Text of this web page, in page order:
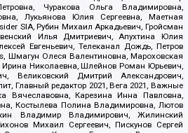
Чуракова Ольга Владимировна,
Лукьянова Юлия Сергеевна, Маетная
SIA, Рубин Михаил Аркадьевич, Гройсман
Илья Дмитриевич, Апухтина Юлия
Евгеньевич, Телеканал Дождь, Петров
Шмагун Олеся Валентиновна, Мароховская
Николаевна, Шлейнов Роман Юрьевич,
Великовский Дмитрий Александрович,
Главный редактор 2021, Вега 2021, Важные
Вячеславовна, Карезина Инна Павловна,
Костылева Полина Владимировна, Лютов
Владимир Владимирович, Жилинский
Михаил Сергеевич, Пискунов Сергей